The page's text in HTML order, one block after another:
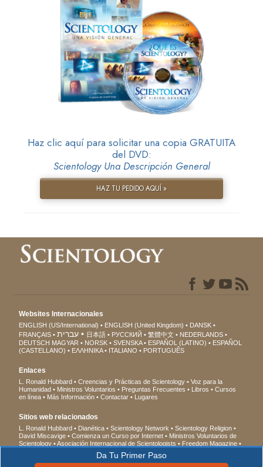
Haz clic aquí para solicitar una copia GRATUITA
del DVD:
Scientology Una Descripción General
HAZ TU PEDIDO AQUÍ »
Da Tu Primer Paso
Websites Internacionales
ENGLISH (US/International) ENGLISH (United Kingdom)
DANSK
FRANÇAIS
עברית 日本語 РУССКИЙ 繁體中文
NEDERLANDS
DEUTSCH MAGYAR NORSK SVENSKA ESPAÑOL (LATINO)
ESPAÑOL
(CASTELLANO)
ΕΛΛΗΝΙΚA ITALIANO PORTUGUÊS
Enlaces
L. Ronald Hubbard Creencias y Prácticas de Scientology
Voz para la
Humanidad
Ministros Voluntarios Preguntas Frecuentes Libros
Cursos
en línea
Más Información Contactar Lugares
Sitios web relacionados
L. Ronald Hubbard Dianética Scientology Network
Scientology Religion
David Miscavige
Comienza un Curso por Internet
Ministros Voluntarios de
Scientology
Asociación Internacional de Scientologists
Freedom Magazine
En Apoyo de Un Mundo Sin Drogas
Jóvenes por los Derechos Humanos